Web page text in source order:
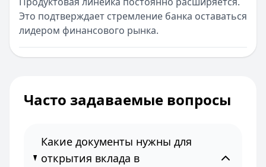
Это подтверждает стремление банка оставаться
лидером финансового рынка.
Часто задаваемые вопросы
Какие документы нужны для
открытия вклада в